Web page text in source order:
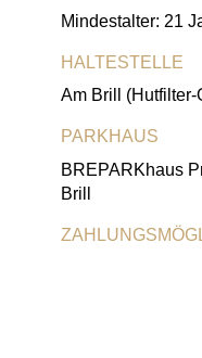
Mindestalter: 21
HALTESTELLE
Am Brill (Hutfilter-
PARKHAUS
BREPARKhaus
Brill